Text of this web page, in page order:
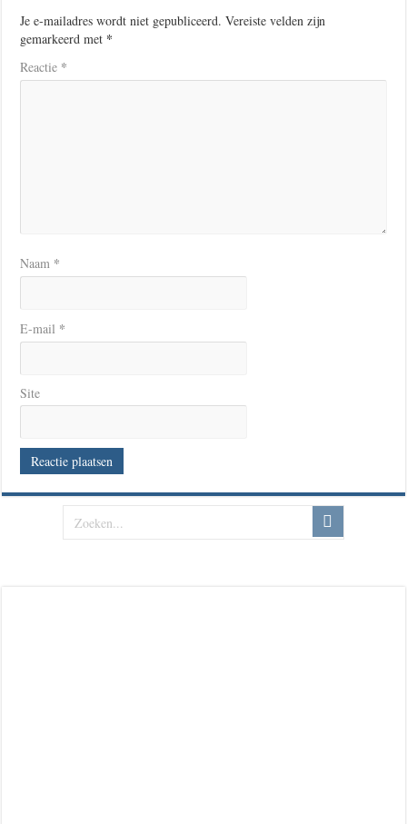
Je e-mailadres wordt niet gepubliceerd. Vereiste velden zijn
gemarkeerd met *
Reactie *
Naam *
E-mail *
Site